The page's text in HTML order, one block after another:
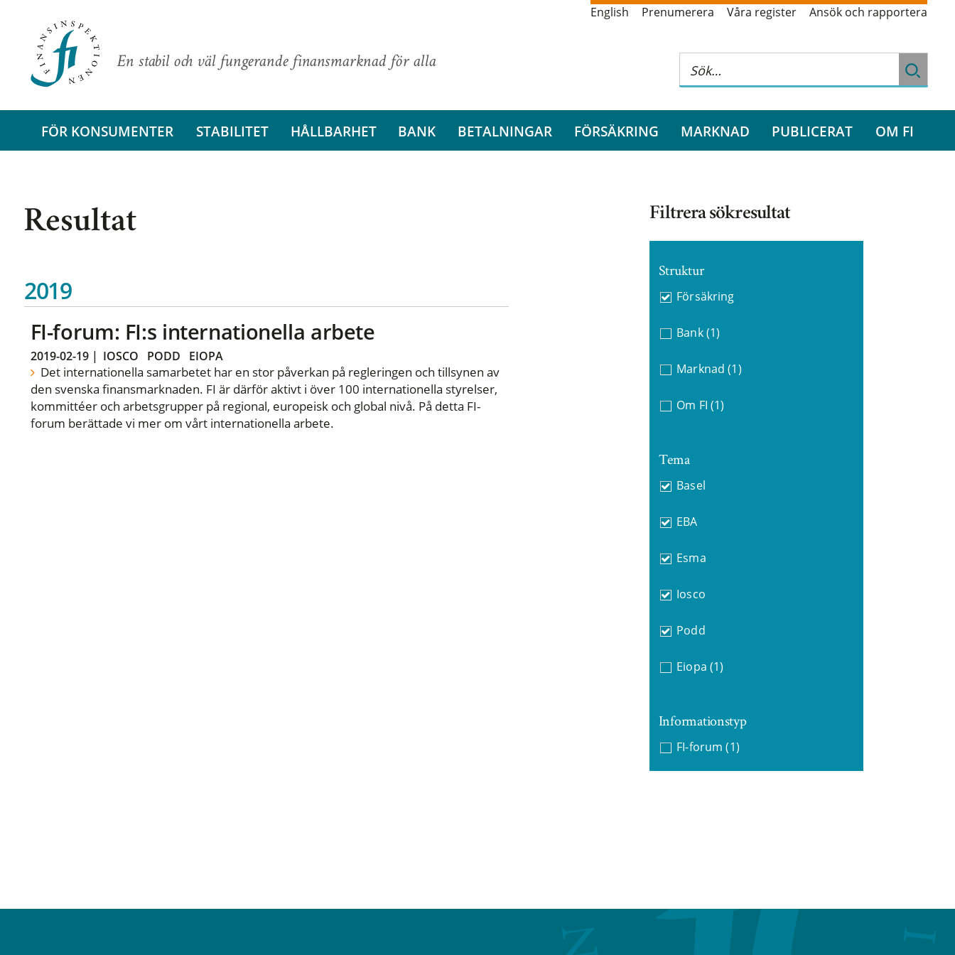
En stabil och väl fungerande finansmarknad för alla
English Prenumerera Våra register Ansök och rapportera
FÖR KONSUMENTER STABILITET HÅLLBARHET BANK BETALNINGAR FÖRSÄKRING MARKNAD PUBLICERAT OM FI
Resultat
2019
FI-forum: FI:s internationella arbete
2019-02-19| IOSCO PODD EIOPA
Det internationella samarbetet har en stor påverkan på regleringen och tillsynen av
den svenska finansmarknaden. FI är därför aktivt i över 100 internationella styrelser,
kommittéer och arbetsgrupper på regional, europeisk och global nivå. På detta FI-
forum berättade vi mer om vårt internationella arbete.
Filtrera sökresultat
Struktur
Försäkring
Bank (1)
Marknad (1)
Om FI (1)
Tema
Basel
EBA
Esma
Iosco
Podd
Eiopa (1)
Informationstyp
FI-forum (1)